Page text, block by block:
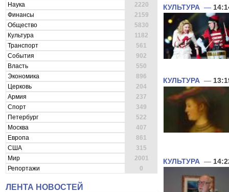
Наука
2220
Финансы
2159
Общество
5830
Культура
1182
Транспорт
561
События
902
Власть
550
Экономика
896
Церковь
204
Армия
237
Спорт
349
Петербург
522
Москва
407
Европа
861
США
315
Мир
2001
Репортажи
0
ЛЕНТА НОВОСТЕЙ
КУЛЬТУРА —
КУЛЬТУРА —
КУЛЬТУРА —